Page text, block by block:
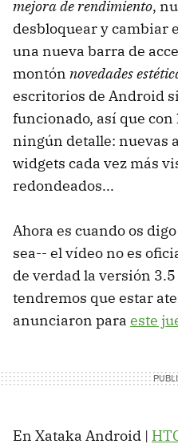
mejora de rendimiento,
desbloquear y cambiar
una nueva barra de
montón novedades
escritorios de Android
funcionado, así que
ningún detalle: nuevas
widgets cada vez más
redondeados...
Ahora es cuando os
sea-- el vídeo no es
de verdad la versión 3.5
tendremos que estar
anunciaron para este
En Xataka Android |